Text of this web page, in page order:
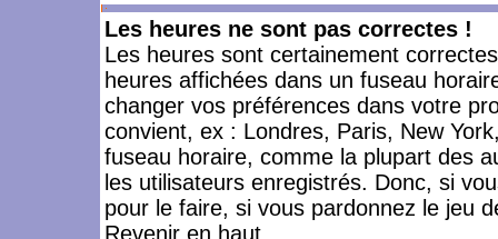
Les heures ne sont pas correctes !
Les heures sont certainement
heures affichées dans un fuseau
changer vos préférences dans votre
convient, ex : Londres, Paris, New
fuseau horaire, comme la plupart des
les utilisateurs enregistrés. Donc, si
pour le faire, si vous pardonnez le jeu
Revenir en haut